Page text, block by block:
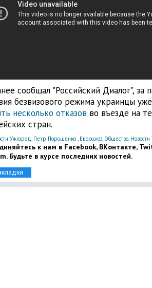
сообщал "Российский Диалог", за
безвизового режима украинцы уже
несколько отказов во въезде на
стран.
Ужгород Петр Порошенко, Евросоюз, Общество,
к нам в Facebook, ВКонтакте,
Будьте в курсе последних новостей.